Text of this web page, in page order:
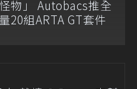
物」 Autobacs推全
20組ARTA GT套件